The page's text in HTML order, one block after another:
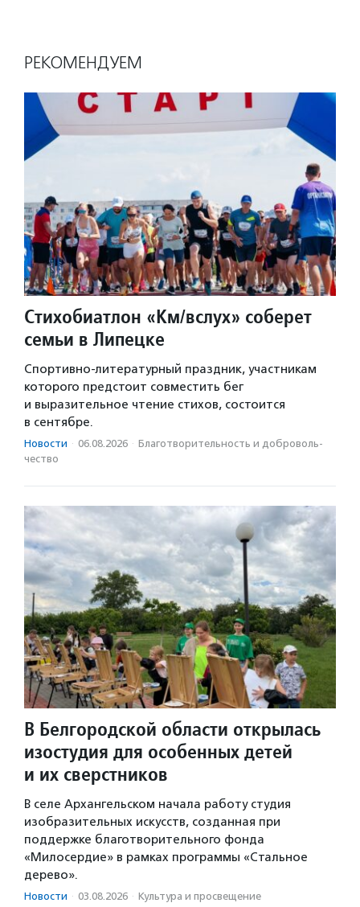
РЕКОМЕНДУЕМ
Стихобиатлон «Км/вслух» соберет
семьи в Липецке
Спортивно-литературный праздник, участникам
которого предстоит совместить бег
и выразительное чтение стихов, состоится
в сентябре.
Новости · 06.08.2026 · Благотвори­тель­ность и доброволь­
чест­во
В Белгородской области открылась
изостудия для особенных детей
и их сверстников
В селе Архангельском начала работу студия
изобразительных искусств, созданная при
поддержке благотворительного фонда
«Милосердие» в рамках программы «Стальное
дерево».
Новости · 03.08.2026 · Культура и просвещение